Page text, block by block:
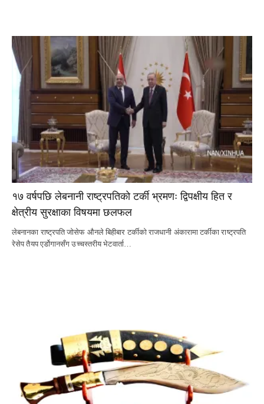
१७ वर्षपछि लेबनानी राष्ट्रपतिको टर्की भ्रमणः द्विपक्षीय हित र
क्षेत्रीय सुरक्षाका विषयमा छलफल
लेबनानका राष्ट्रपति जोसेफ औनले बिहीबार टर्कीको राजधानी अंकारामा टर्कीका राष्ट्रपति
रेसेप तैयप एर्डोगानसँग उच्चस्तरीय भेटवार्ता…